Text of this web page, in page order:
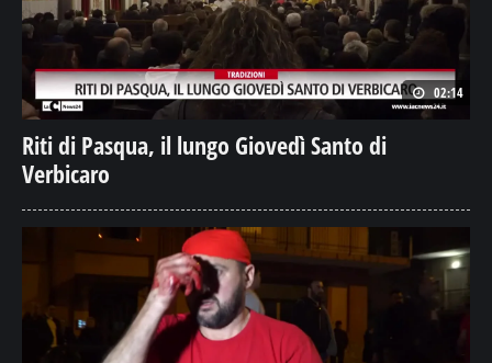
02:14
Riti di Pasqua, il lungo Giovedì Santo di
Verbicaro